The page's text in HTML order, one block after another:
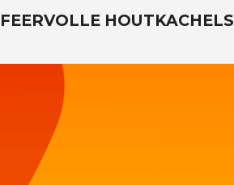
HOUTKACHELS